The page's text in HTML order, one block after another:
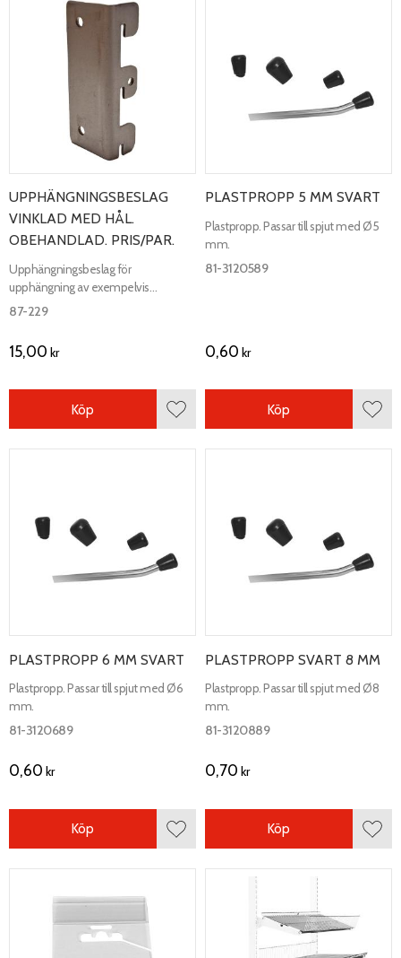
UPPHÄNGNINGSBESLAG
VINKLAD MED HÅL.
OBEHANDLAD. PRIS/PAR.
Upphängningsbeslag för
upphängning av exempelvis
spårpanel och skivor på
87-229
15,00 kr
Lägg till i favoriter
Köp
PLASTPROPP 5 MM SVART
Plastpropp. Passar till spjut med Ø5
mm.
81-3120589
0,60 kr
Köp
PLASTPROPP 6 MM SVART
Plastpropp. Passar till spjut med Ø6
mm.
81-3120689
0,60 kr
Lägg till i favoriter
Köp
PLASTPROPP SVART 8 MM
Plastpropp. Passar till spjut med Ø8
mm.
81-3120889
0,70 kr
Köp